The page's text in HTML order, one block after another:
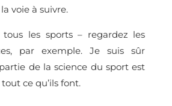
voie à suivre.
tous les sports – regardez les
par exemple. Je suis sûr
de la science du sport est
ce qu’ils font.